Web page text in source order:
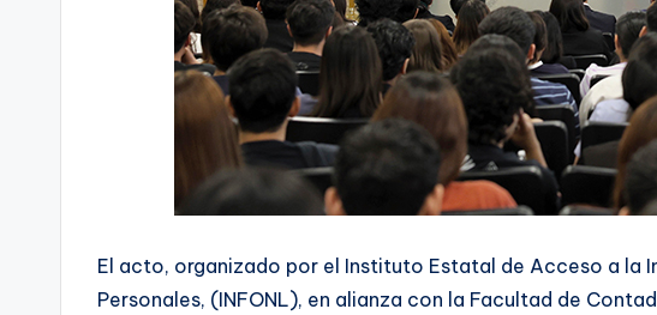
El acto, organizado por el Instituto Estatal de Acceso a la
Personales, (INFONL), en alianza con la Facultad de